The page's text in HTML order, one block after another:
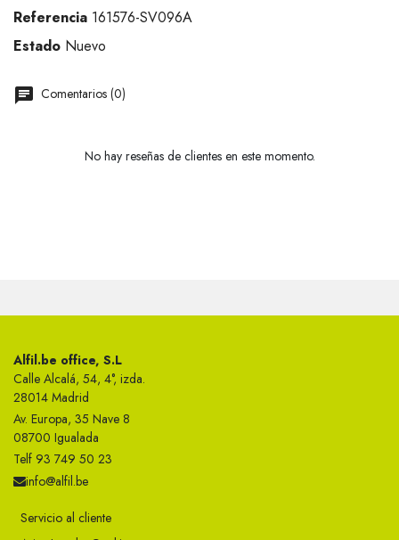
Referencia 161576-SV096A
Estado Nuevo
Comentarios (0)
No hay reseñas de clientes en este momento.
Alfil.be office, S.L
Calle Alcalá, 54, 4°, izda.
28014 Madrid
Av. Europa, 35 Nave 8
08700 Igualada
Telf 93 749 50 23
info@alfil.be
Servicio al cliente